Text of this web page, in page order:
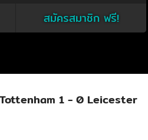
สมัครสมาชิก ฟรี!
1 - 0 Leicester